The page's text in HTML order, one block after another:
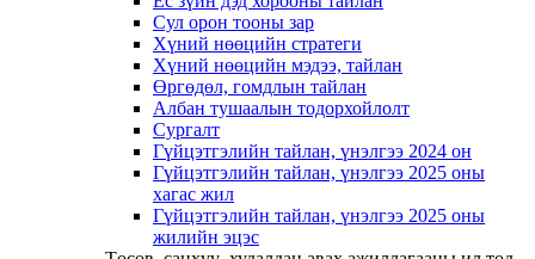
Сул орон тооны зар
Хүний нөөцийн стратеги
Хүний нөөцийн мэдээ, тайлан
Өргөдөл, гомдлын тайлан
Албан тушаалын тодорхойлолт
Сургалт
Гүйцэтгэлийн тайлан, үнэлгээ 2024 он
Гүйцэтгэлийн тайлан, үнэлгээ 2025 оны
хагас жил
Гүйцэтгэлийн тайлан, үнэлгээ 2025 оны
жилийн эцэс